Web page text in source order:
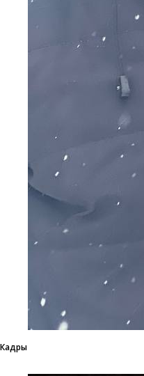
Кадры